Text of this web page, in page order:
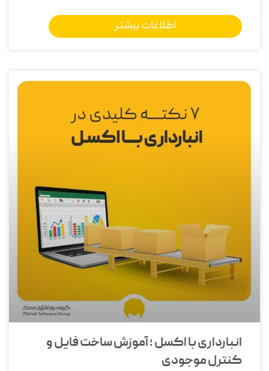
اطلاعات بیشتر
انبارداری با اکسل ؛ آموزش ساخت فایل و
کنترل موجودی